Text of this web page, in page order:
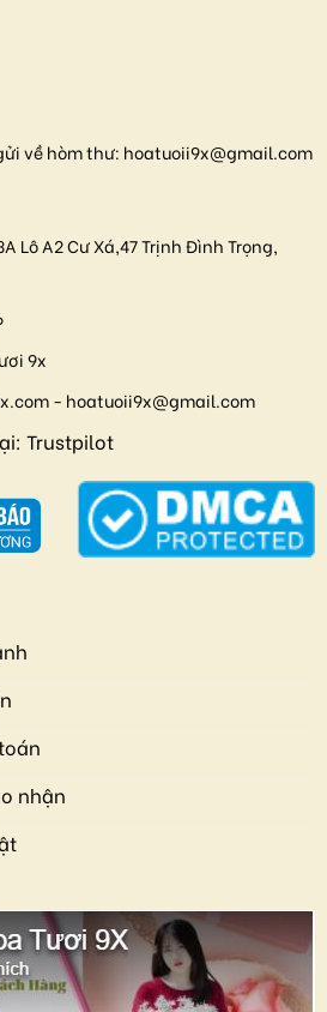
về hòm thư: hoatuoii9x@gmail.com
Lô A2 Cư Xá,47 Trịnh Đình Trọng,
9x
- hoatuoii9x@gmail.com
Trustpilot
nhận